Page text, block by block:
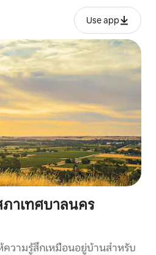
Use app
าเทศบาลนคร
วามรู้สึกเหมือนอยู่บ้านสำหรับ